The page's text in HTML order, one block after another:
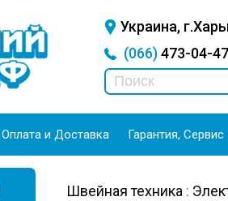
Украина,
(066)473-04-
Оплата и Доставка Гарантия, Сервис
Швейная техника :